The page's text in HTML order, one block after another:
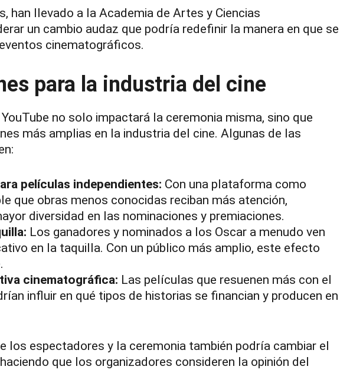
han llevado a la Academia de Artes y Ciencias
un cambio audaz que podría redefinir la manera en que se
cinematográficos.
para la industria del cine
no solo impactará la ceremonia misma, sino que
más amplias en la industria del cine. Algunas de las
películas independientes: Con una plataforma como
que obras menos conocidas reciban más atención,
diversidad en las nominaciones y premiaciones.
Los ganadores y nominados a los Oscar a menudo ven
en la taquilla. Con un público más amplio, este efecto
cinematográfica: Las películas que resuenen más con el
influir en qué tipos de historias se financian y producen en
los espectadores y la ceremonia también podría cambiar el
que los organizadores consideren la opinión del